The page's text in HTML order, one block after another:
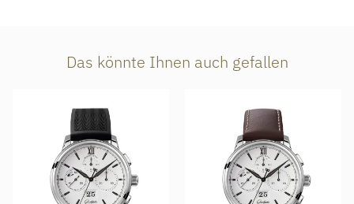
Das könnte Ihnen auch gefallen